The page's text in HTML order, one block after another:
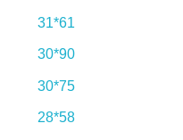
31*61
30*90
30*75
28*58